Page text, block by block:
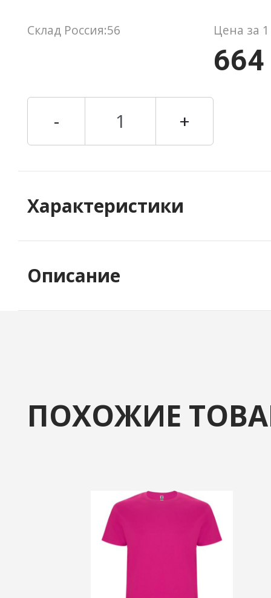
Цена за
- +
Склад Россия:56
Характеристики
Описание
ПОХОЖИЕ